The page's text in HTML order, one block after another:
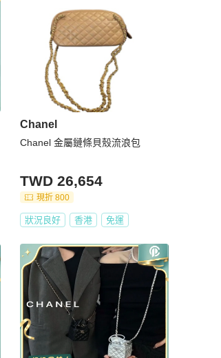
Chanel
Chanel 金屬鏈條貝殼流浪包
TWD 26,654
現折 800
狀況良好 香港 免運